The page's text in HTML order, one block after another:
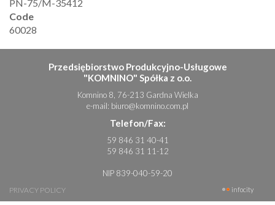
PN-75/M-35412
Code
60028
Przedsiębiorstwo Produkcyjno-Usługowe
"KOMNINO" Spółka z o.o.
Komnino 8, 76-213 Gardna Wielka
e-mail: biuro@komnino.com.pl
Telefon/Fax:
59 846 31 40-41
59 846 31 11-12
NIP 839-040-59-20
PRIVACY POLICY infocity